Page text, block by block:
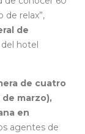
de relax”,
de
hotel
de cuatro
de marzo),
en
agentes de